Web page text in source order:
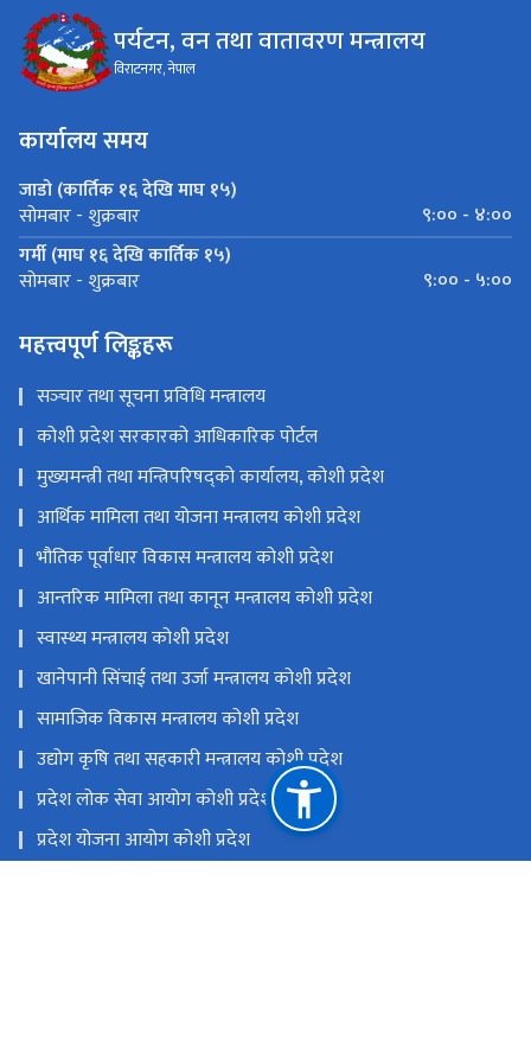
पर्यटन, वन तथा वातावरण मन्त्रालय
विराटनगर, नेपाल
कार्यालय समय
जाडो (कार्तिक १६ देखि माघ १५)
सोमबार - शुक्रबार
९:०० - ४:००
गर्मी (माघ १६ देखि कार्तिक १५)
सोमबार - शुक्रबार ९:०० - ५:००
महत्त्वपूर्ण लिङ्कहरू
सञ्‍चार तथा सूचना प्रविधि मन्त्रालय
कोशी प्रदेश सरकारको आधिकारिक पोर्टल
मुख्यमन्त्री तथा मन्त्रिपरिषद्को कार्यालय, कोशी प्रदेश
आर्थिक मामिला तथा योजना मन्त्रालय कोशी प्रदेश
भौतिक पूर्वाधार विकास मन्त्रालय कोशी प्रदेश
आन्तरिक मामिला तथा कानून मन्त्रालय कोशी प्रदेश
स्वास्थ्य मन्त्रालय कोशी प्रदेश
खानेपानी सिंचाई तथा उर्जा मन्त्रालय कोशी प्रदेश
सामाजिक विकास मन्त्रालय कोशी प्रदेश
उद्योग कृषि तथा सहकारी मन्त्रालय कोशी प्रदेश
प्रदेश लोक सेवा आयोग कोशी प्रदेश
प्रदेश योजना आयोग कोशी ‍प्रदेश